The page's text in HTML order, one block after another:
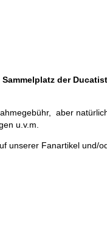
der
aber
u.v.m.
unserer Fanartikel und/